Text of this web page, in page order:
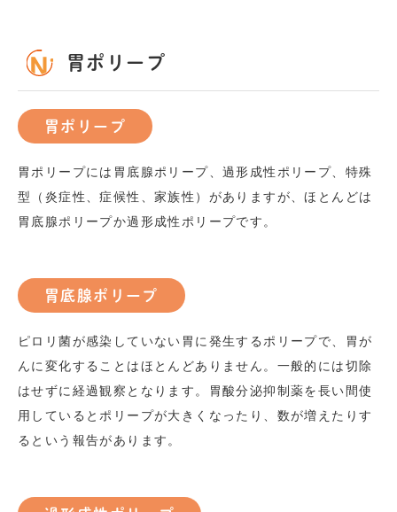
胃ポリープ
胃ポリープ
胃ポリープには胃底腺ポリープ、過形成性ポリープ、特殊
型（炎症性、症候性、家族性）がありますが、ほとんどは
胃底腺ポリープか過形成性ポリープです。
胃底腺ポリープ
ピロリ菌が感染していない胃に発生するポリープで、胃が
んに変化することはほとんどありません。一般的には切除
はせずに経過観察となります。胃酸分泌抑制薬を長い間使
用しているとポリープが大きくなったり、数が増えたりす
るという報告があります。